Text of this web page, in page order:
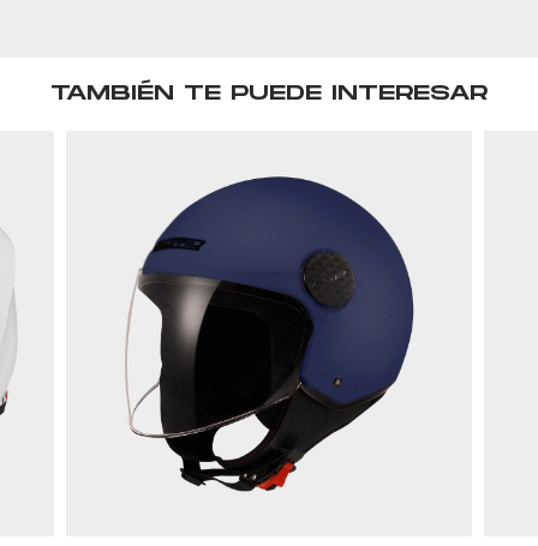
TAMBIÉN TE PUEDE INTERESAR